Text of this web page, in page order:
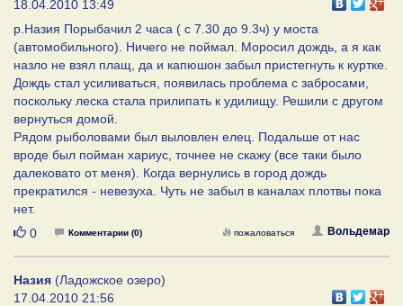
18.04.2010 13:49
р.Назия Порыбачил 2 часа ( с 7.30 до 9.3ч) у моста
(автомобильного). Ничего не поймал. Моросил дождь, а я как
назло не взял плащ, да и капюшон забыл пристегнуть к куртке.
Дождь стал усиливаться, появилась проблема с забросами,
поскольку леска стала прилипать к удилищу. Решили с другом
вернуться домой.
Рядом рыболовами был выловлен елец. Подальше от нас
вроде был пойман хариус, точнее не скажу (все таки было
далековато от меня). Когда вернулись в город дождь
прекратился - невезуха. Чуть не забыл в каналах плотвы пока
нет.
Нравится
0 Комментарии (0) Вольдемар
пожаловаться
Назия (Ладожское озеро)
17.04.2010 21:56